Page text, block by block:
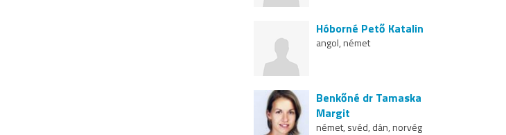
Hóborné Pető Katalin
angol, német
Benkőné dr Tamaska
Margit
német, svéd, dán, norvég